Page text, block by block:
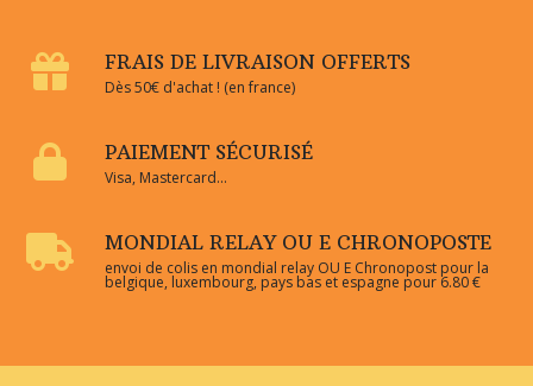
FRAIS DE LIVRAISON OFFERTS
Dès 50€ d'achat ! (en france)
PAIEMENT SÉCURISÉ
Visa, Mastercard...
MONDIAL RELAY OU E CHRONOPOSTE
envoi de colis en mondial relay OU E Chronopost pour la
belgique, luxembourg, pays bas et espagne pour 6.80 €